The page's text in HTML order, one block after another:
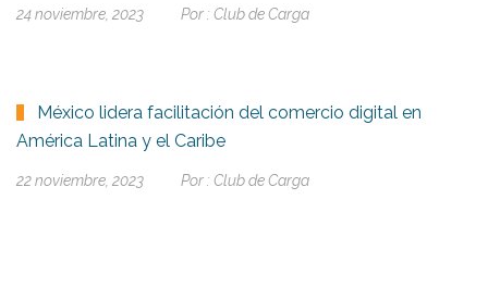
24 noviembre, 2023 Por : Club de Carga
México lidera facilitación del comercio digital en
América Latina y el Caribe
22 noviembre, 2023 Por : Club de Carga